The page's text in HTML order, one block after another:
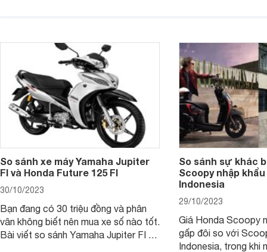
So sánh xe máy Yamaha Jupiter
FI và Honda Future 125 FI
30/10/2023
Bạn đang có 30 triệu đồng và phân
vân không biết nên mua xe số nào tốt.
Bài viết so sánh Yamaha Jupiter FI và
So sánh sự khác
Scoopy nhập
Indonesia
29/10/2023
Giá Honda Scoopy
gấp đôi so với
Indonesia, trong khi